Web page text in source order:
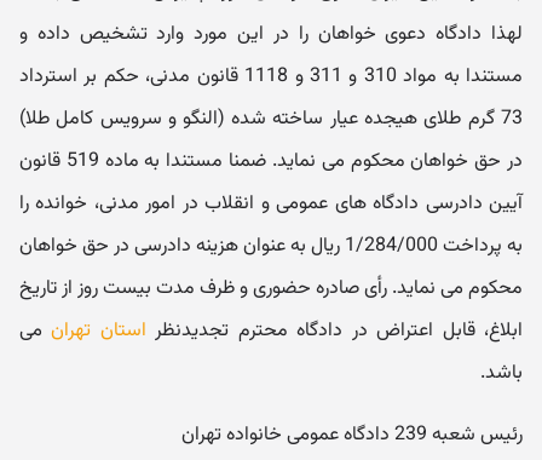
لهذا دادگاه دعوی خواهان را در این مورد وارد تشخیص داده و
مستندا به مواد 310 و 311 و 1118 قانون مدنی، حکم بر استرداد
73 گرم طلای هیجده عیار ساخته شده (النگو و سرویس کامل طلا)
در حق خواهان محکوم می نماید. ضمنا مستندا به ماده 519 قانون
آیین دادرسی دادگاه های عمومی و انقلاب در امور مدنی، خوانده را
به پرداخت 1/284/000 ریال به عنوان هزینه دادرسی در حق خواهان
محکوم می نماید. رأی صادره حضوری و ظرف مدت بیست روز از تاریخ
ابلاغ، قابل اعتراض در دادگاه محترم تجدیدنظر استان تهرانمی
باشد.
رئیس شعبه 239 دادگاه عمومی خانواده تهران